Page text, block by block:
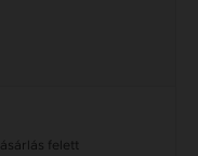
felett